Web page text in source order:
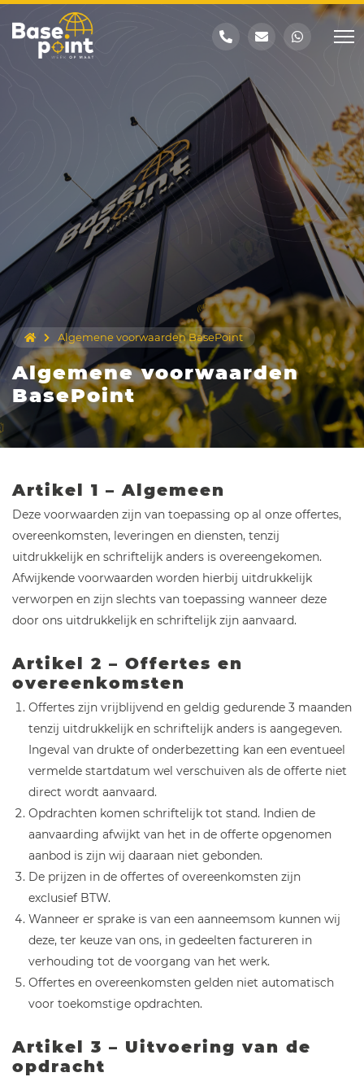
Algemene voorwaarden
BasePoint
Algemene voorwaarden BasePoint
Artikel 1 – Algemeen
Deze voorwaarden zijn van toepassing op al onze offertes,
overeenkomsten, leveringen en diensten, tenzij
uitdrukkelijk en schriftelijk anders is overeengekomen.
Afwijkende voorwaarden worden hierbij uitdrukkelijk
verworpen en zijn slechts van toepassing wanneer deze
door ons uitdrukkelijk en schriftelijk zijn aanvaard.
Artikel 2 – Offertes en
overeenkomsten
Offertes zijn vrijblijvend en geldig gedurende 3 maanden
tenzij uitdrukkelijk en schriftelijk anders is aangegeven.
Ingeval van drukte of onderbezetting kan een eventueel
vermelde startdatum wel verschuiven als de offerte niet
direct wordt aanvaard.
Opdrachten komen schriftelijk tot stand. Indien de
aanvaarding afwijkt van het in de offerte opgenomen
aanbod is zijn wij daaraan niet gebonden.
De prijzen in de offertes of overeenkomsten zijn
exclusief BTW.
Wanneer er sprake is van een aanneemsom kunnen wij
deze, ter keuze van ons, in gedeelten factureren in
verhouding tot de voorgang van het werk.
Offertes en overeenkomsten gelden niet automatisch
voor toekomstige opdrachten.
Artikel 3 – Uitvoering van de
opdracht